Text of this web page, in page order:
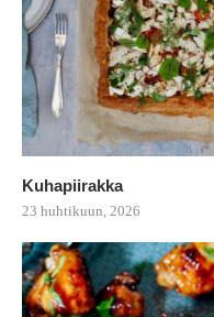
Kuhapiirakka
23 huhtikuun, 2026